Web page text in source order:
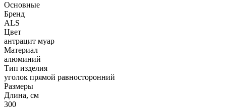
Основные
Бренд
ALS
Цвет
антрацит муар
Материал
алюминий
Тип изделия
уголок прямой равносторонний
Размеры
Длина, см
300